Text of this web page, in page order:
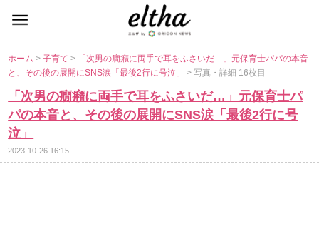
ホーム>子育て>
「次男の癇癪に両手で耳をふさいだ…」元保育士パパの本音
と、その後の展開にSNS涙「最後2行に号泣」> 写真・詳細 16枚目
「次男の癇癪に両手で耳をふさいだ…」元保育士パ
パの本音と、その後の展開にSNS涙「最後2行に号
泣」
2023-10-26 16:15